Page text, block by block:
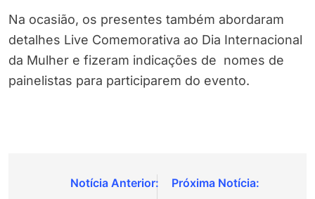
Na ocasião, os presentes também abordaram
detalhes Live Comemorativa ao Dia Internacional
da Mulher e fizeram indicações de nomes de
painelistas para participarem do evento.
Navegação